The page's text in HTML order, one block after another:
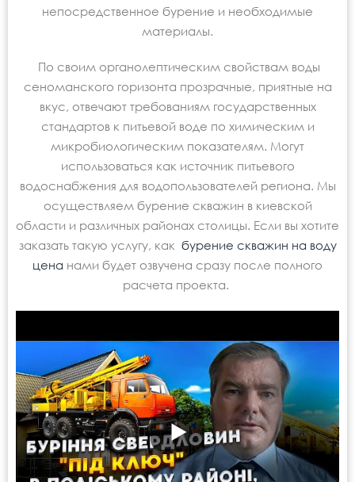
непосредственное бурение и необходимые
материалы.
По своим органолептическим свойствам воды
сеноманского горизонта прозрачные, приятные на
вкус, отвечают требованиям государственных
стандартов к питьевой воде по химическим и
микробиологическим показателям. Могут
использоваться как источник питьевого
водоснабжения для водопользователей региона. Мы
осуществляем бурение скважин в киевской
области и различных районах столицы. Если вы хотите
заказать такую услугу, как бурение скважин на воду
цена нами будет озвучена сразу после полного
расчета проекта.